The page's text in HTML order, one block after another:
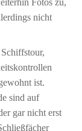
Fotos zu,
nicht
ist.
sind auf
gar nicht erst